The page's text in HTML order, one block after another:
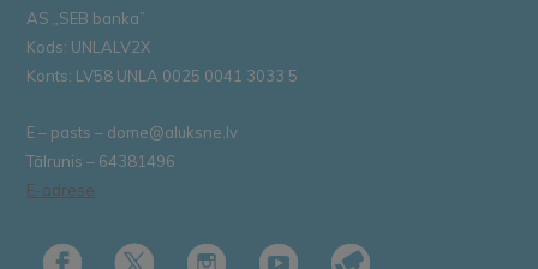
AS „SEB banka”
Kods: UNLALV2X
Konts: LV58 UNLA 0025 0041 3033 5
E – pasts – dome@aluksne.lv
Tālrunis – 64381496
E-adrese